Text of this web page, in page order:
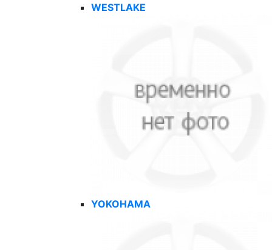
WESTLAKE
YOKOHAMA